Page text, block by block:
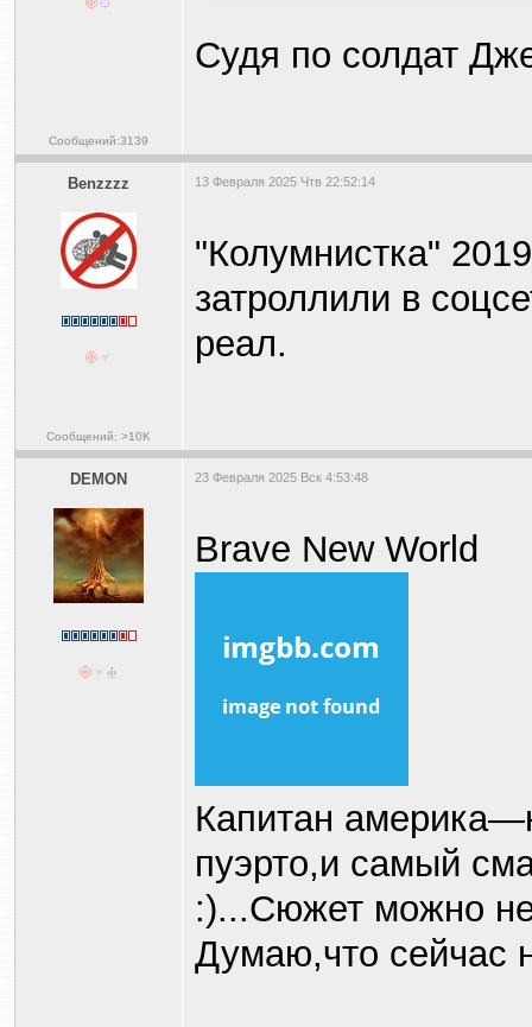
Сообщений:3139
Судя по солдат
Benzzzz
Сообщений: >10K
13 Февраля 2025 Чтв 22:52:14
"Колумнистка"
затроллили в
реал.
DEMON 23 Февраля 2025 Вск 4:53:48
Brave New World
Капитан
пуэрто,и самый
:)...Сюжет можно
Думаю,что сейчас